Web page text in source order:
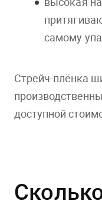
самому
Стрейч-плёнка
доступной